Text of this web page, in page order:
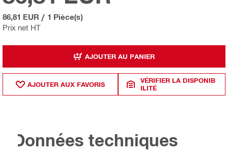
Prix net HT
86,81 EUR / 1 Pièce(s)
AJOUTER AU PANIER
AJOUTER AUX FAVORIS
VÉRIFIER LA DISPONIB
ILITÉ
Données techniques